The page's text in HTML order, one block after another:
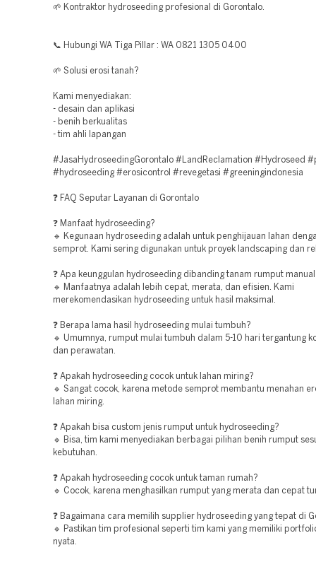
🌱 Kontraktor hydroseeding profesional di Gorontalo.
📞 Hubungi WA Tiga Pillar : WA 0821 1305 0400
🌱 Solusi erosi tanah?
Kami menyediakan:
- desain dan aplikasi
- benih berkualitas
- tim ahli lapangan
#JasaHydroseedingGorontalo #LandReclamation #Hydroseed
#hydroseeding #erosicontrol #revegetasi #greeningindonesia
❓ FAQ Seputar Layanan di Gorontalo
❓ Manfaat hydroseeding?
🔹 Kegunaan hydroseeding adalah untuk penghijauan lahan
semprot. Kami sering digunakan untuk proyek landscaping dan
❓ Apa keunggulan hydroseeding dibanding tanam rumput
🔹 Manfaatnya adalah lebih cepat, merata, dan efisien. Kami
merekomendasikan hydroseeding untuk hasil maksimal.
❓ Berapa lama hasil hydroseeding mulai tumbuh?
🔹 Umumnya, rumput mulai tumbuh dalam 5-10 hari tergantung
dan perawatan.
❓ Apakah hydroseeding cocok untuk lahan miring?
🔹 Sangat cocok, karena metode semprot membantu menahan
lahan miring.
❓ Apakah bisa custom jenis rumput untuk hydroseeding?
🔹 Bisa, tim kami menyediakan berbagai pilihan benih rumput
kebutuhan.
❓ Apakah hydroseeding cocok untuk taman rumah?
🔹 Cocok, karena menghasilkan rumput yang merata dan cepat
❓ Bagaimana cara memilih supplier hydroseeding yang tepat di
🔹 Pastikan tim profesional seperti tim kami yang memiliki
nyata.